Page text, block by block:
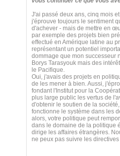
J'ai passé deux ans, cinq mois
j'éprouve toujours le sentiment
d'achever - mais de mettre en
par exemple des projets bien
effectué en Amérique latine au
représentant un potentiel
dommage que mon successeur
Borys Tarasyouk mais des
le Pacifique.
Oui, j'avais des projets en
de les mener à bien. Aussi,
fondant l'Institut pour la
plus large public les vertus de
d'obtenir le soutien de la
fonctionne le système dans les
alors, votre politique peut
dans le domaine de la politique
dirige les affaires étrangères.
ne peux pas suivre les